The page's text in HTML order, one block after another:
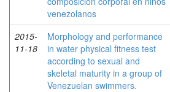
venezolanos
2015-
11-18
Morphology and performance
in water physical fitness test
according to sexual and
skeletal maturity in a group of
Venezuelan swimmers.